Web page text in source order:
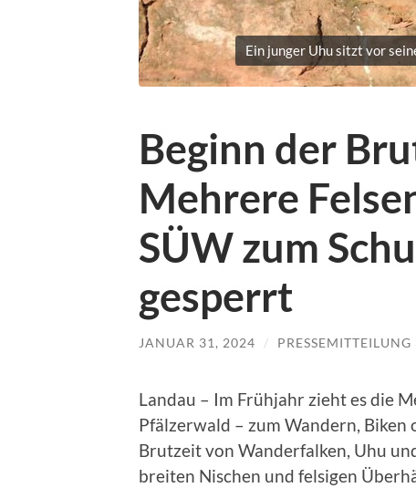
Ein junger Uhu sitzt vor
Beginn der
Mehrere
SÜW zum
gesperrt
JANUAR 31, 2024 / PRESSEMITTEILUNG
Landau – Im Frühjahr zieht es die
Pfälzerwald – zum Wandern,
Brutzeit von Wanderfalken, Uhu
breiten Nischen und felsigen